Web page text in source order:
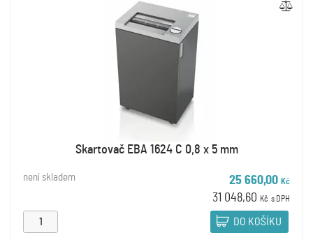
Skartovač EBA 1624 C 0,8 x 5 mm
není skladem 25 660,00 Kč
31 048,60 Kč s DPH
DO KOŠÍKU